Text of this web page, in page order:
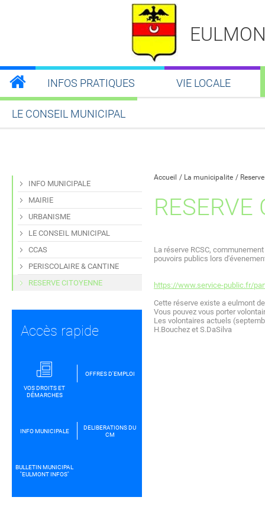
INFOS PRATIQUES VIE LOCALE
LE CONSEIL MUNICIPAL
Accueil La municipalite
RESERVE
La réserve RCSC,
pouvoirs publics lors
https://www.service-public.fr/
Cette réserve existe a eulmont
Vous pouvez vous porter
Les volontaires actuels
H.Bouchez et S.DaSilva
INFO MUNICIPALE
MAIRIE
URBANISME
LE CONSEIL MUNICIPAL
CCAS
PERISCOLAIRE & CANTINE
RESERVE CITOYENNE
Accès rapide
VOS DROITS ET
DÉMARCHES
OFFRES D'EMPLOI
INFO MUNICIPALE
DELIBERATIONS DU
CM
BULLETIN MUNICIPAL
''EULMONT INFOS''